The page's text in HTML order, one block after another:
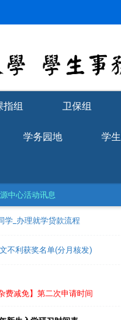
指组 卫保组
学务园地 学
中心活动讯息
学_办理就学贷款流程
不利获奖名单(分月核发)
费减免】第二次申请时间